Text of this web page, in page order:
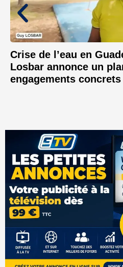
Crise de l’eau en
Losbar annonce un
engagements concrets